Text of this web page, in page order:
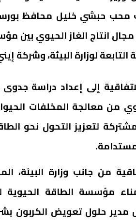
محب حبشي خليل محافظ
انتاج الغاز الحيوي بين
لوزارة البيئة، وشركة
إلى إعداد دراسة
من معالجة المخلفات
لتعزيز التحول نحو
من جانب وزارة البيئة،
مؤسسة الطاقة الحيوية
مدير حلول تعويض الكربون